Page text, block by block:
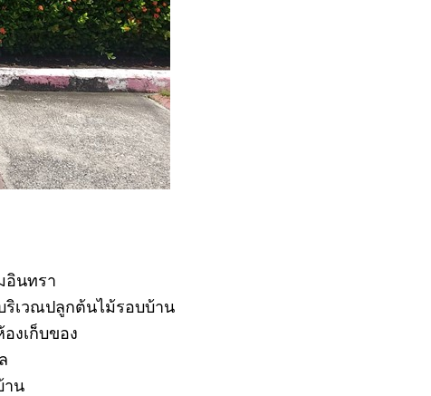
อินทรา
ริเวณปลูกต้นไม้รอบบ้าน
งเก็บของ
าน